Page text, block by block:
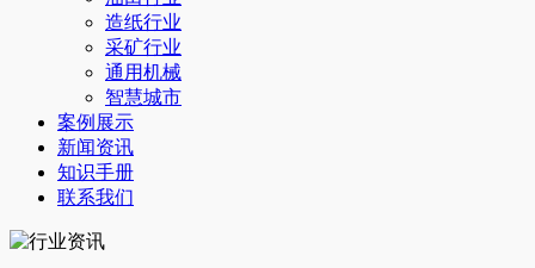
造纸行业
采矿行业
通用机械
智慧城市
案例展示
新闻资讯
知识手册
联系我们